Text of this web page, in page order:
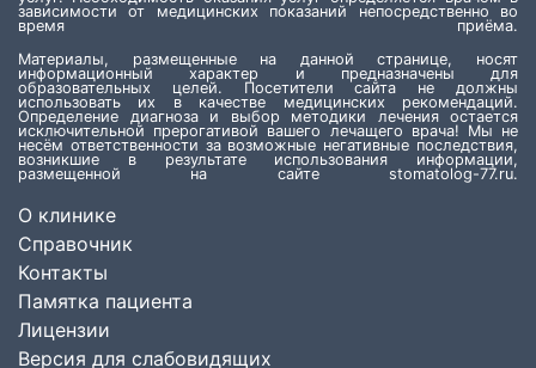
зависимости от медицинских показаний непосредственно во
время приёма.
Материалы, размещенные на данной странице, носят
информационный характер и предназначены для
образовательных целей. Посетители сайта не должны
использовать их в качестве медицинских рекомендаций.
Определение диагноза и выбор методики лечения остается
исключительной прерогативой вашего лечащего врача! Мы не
несём ответственности за возможные негативные последствия,
возникшие в результате использования информации,
размещенной на сайте stomatolog-77.ru.
О клинике
Справочник
Контакты
Памятка пациента
Лицензии
Версия для слабовидящих